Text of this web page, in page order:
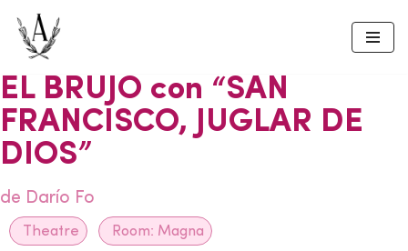
Skip
to
content
EL BRUJO con “SAN
FRANCISCO, JUGLAR DE
DIOS”
de Darío Fo
Theatre Room: Magna